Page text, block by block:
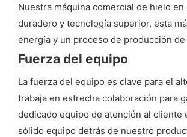
Nuestra máquina comercial de hielo
duradero y tecnología superior, esta
energía y un proceso de producción
Fuerza del equipo
La fuerza del equipo es clave para el
trabaja en estrecha colaboración para
dedicado equipo de atención al
sólido equipo detrás de nuestro